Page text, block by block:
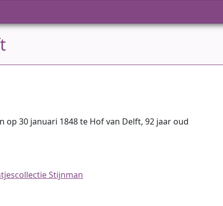
op 30 januari 1848 te Hof van Delft, 92 jaar oud
Stijnman